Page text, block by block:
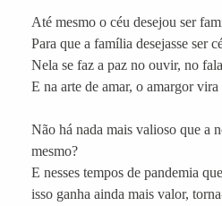
Até mesmo o céu desejou ser
Para que a família desejasse ser
Nela se faz a paz no ouvir, no
E na arte de amar, o amargor vira
Não há nada mais valioso que a
mesmo?
E nesses tempos de pandemia
isso ganha ainda mais valor,